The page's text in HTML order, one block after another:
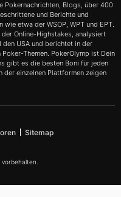
Pokernachrichten, Blogs, über 400
und Berichte und
etwa der WSOP, WPT und EPT.
Online-Highstakes, analysiert
USA und berichtet in der
Themen. PokerOlymp ist Dein
gibt es die besten Boni für jeden
der einzelnen Plattformen zeigen
Sitemap